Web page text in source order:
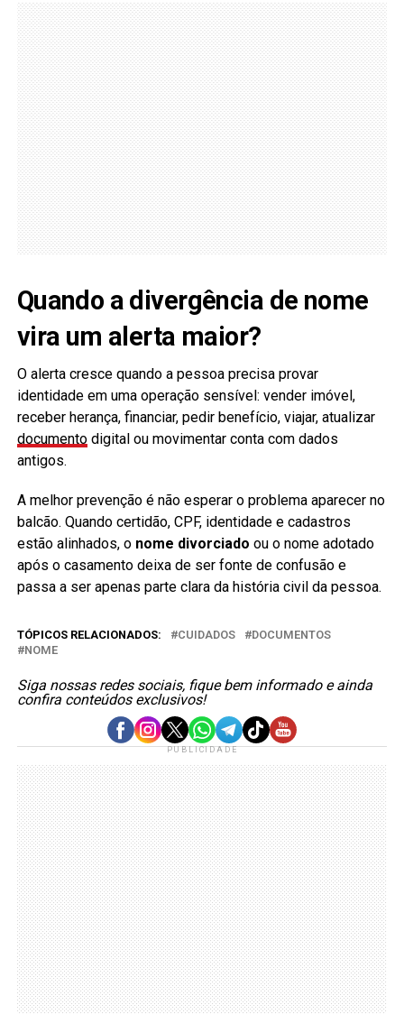
Quando a divergência de nome
vira um alerta maior?
O alerta cresce quando a pessoa precisa provar
identidade em uma operação sensível: vender imóvel,
receber herança, financiar, pedir benefício, viajar, atualizar
documentodigital ou movimentar conta com dados
antigos.
A melhor prevenção é não esperar o problema aparecer no
balcão. Quando certidão, CPF, identidade e cadastros
estão alinhados, o nome divorciado ou o nome adotado
após o casamento deixa de ser fonte de confusão e
passa a ser apenas parte clara da história civil da pessoa.
TÓPICOS RELACIONADOS: CUIDADOS
DOCUMENTOS
NOME
Siga nossas redes sociais, fique bem informado e ainda
confira conteúdos exclusivos!
PUBLICIDADE